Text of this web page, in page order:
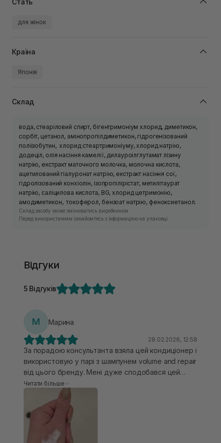
для жінок
Країна
Японія
Склад
вода, стеаріловий спирт, бігентримоніум хлорид, диметикон,
сорбіт, цетанол, амінопропілдиметикон, гідрогенізований
поліізобутин, хлорид стеартримоніуму, хлорид натрію,
додеціл, олія насіння камелії, дилауроілглутамат лізину
натрію, екстракт маточного молочка, молочна кислота,
ацетилований гіалуронат натрію, екстракт насіння сої,
гідролізований конхіолін, ізопропілірістат, метилітаурат
натрію, саліцилова кислота, BG, хлорид цетримонію,
амодиметикон, токоферол, бензоат натрію, феноксиетанол.
Склад засобу може змінюватись виробником.
Перед використанням ознайомтесь з інформацією на упаковці.
Відгуки
5 Відгуків
М Марина
28.02.2026, 12:58
За порадою консультанта взяла цей кондиціонер і
використовую у парі з шампунем volume and repair
від цього бренду. Мені дуже сподобався цей
кондиціонер, гарно зволожує і не обтяжує
волосся. Чередую його з лінійкою cool and repair.
Я взагалі взагалі в захваті від цього бренду.
Читати більше